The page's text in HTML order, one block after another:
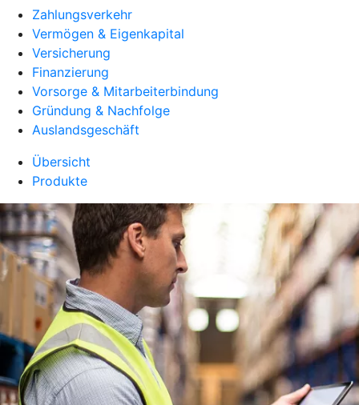
Zahlungsverkehr
Vermögen & Eigenkapital
Versicherung
Finanzierung
Vorsorge & Mitarbeiterbindung
Gründung & Nachfolge
Auslandsgeschäft
Übersicht
Produkte